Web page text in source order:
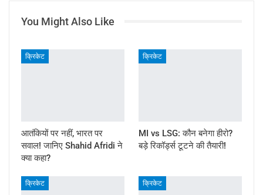
You Might Also Like
क्रिकेट
आतंकियों पर नहीं, भारत पर
सवाल! जानिए Shahid Afridi ने
क्या कहा?
क्रिकेट
MI vs LSG: कौन बनेगा हीरो?
बड़े रिकॉर्ड्स टूटने की तैयारी!
क्रिकेट क्रिकेट